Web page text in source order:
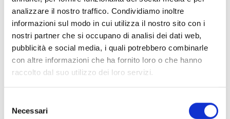
analizzare il nostro traffico. Condividiamo inoltre
informazioni sul modo in cui utilizza il nostro sito con i
nostri partner che si occupano di analisi dei dati web,
pubblicità e social media, i quali potrebbero combinarle
con altre informazioni che ha fornito loro o che hanno
raccolto dal suo utilizzo dei loro servizi.
delNecessari
ripercorre 30 anni di storia italia, Marco Travaglio (il 14
luglio), la novità di Gherardo Colombo (30 luglio) con il
processo a Camillo Benso di Cavour, un pretesto per
raccontare la nostra storia recente. E poi Paolo Rossi (6
agosto) con “Serata del disonore”, Moni Ovadia (l’8
agosto a Stazzema ma che rientra nella rassegna),
Simone Cristicchi in “Li Romani in Russia – Racconto di
una Guerra a Millanta mila Miglia” (18 agosto) con la
regia di Alessandro Benvenuti e molto altro ancora.